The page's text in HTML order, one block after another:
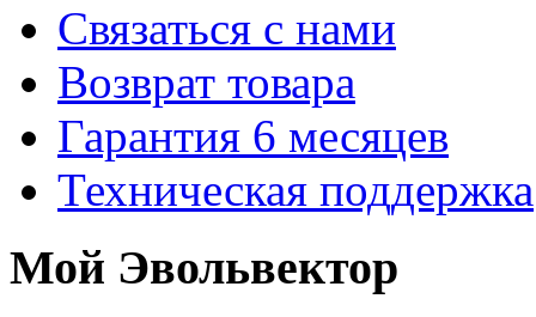
Связаться с нами
Возврат товара
Гарантия 6 месяцев
Техническая поддержка
Мой Эвольвектор